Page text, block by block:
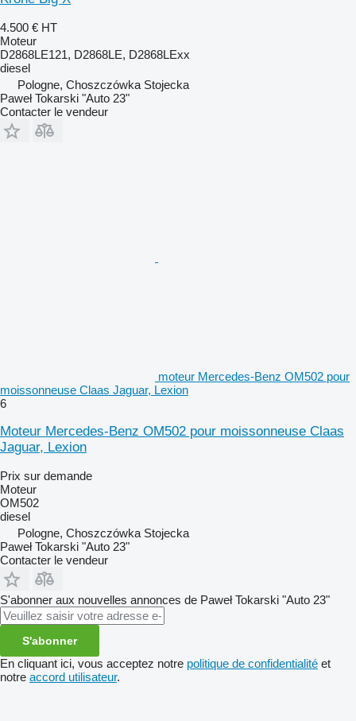
4.500 € HT
Moteur
D2868LE121, D2868LE, D2868LExx
diesel
Pologne, Choszczówka Stojecka
Paweł Tokarski "Auto 23"
Contacter le vendeur
moteur Mercedes-Benz OM502 pour
moissonneuse Claas Jaguar, Lexion
6
Moteur Mercedes-Benz OM502 pour moissonneuse Claas
Jaguar, Lexion
Prix sur demande
Moteur
OM502
diesel
Pologne, Choszczówka Stojecka
Paweł Tokarski "Auto 23"
Contacter le vendeur
S'abonner aux nouvelles annonces de Paweł Tokarski "Auto 23"
S'abonner
En cliquant ici, vous acceptez notre politique de confidentialité et
notre accord utilisateur.